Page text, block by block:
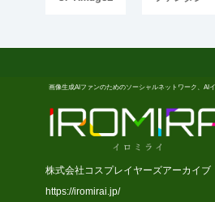
画像生成AIファンのためのソーシャルネットワーク、AI
株式会社コスプレイヤーズアーカイブ
https://iromirai.jp/